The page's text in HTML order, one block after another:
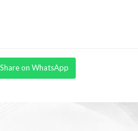
Share on WhatsApp